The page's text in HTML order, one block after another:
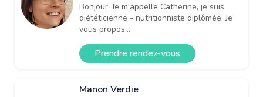
Bonjour, Je m'appelle Catherine, je suis
diététicienne - nutritionniste diplômée. Je
vous propos...
Prendre rendez-vous
Manon Verdie